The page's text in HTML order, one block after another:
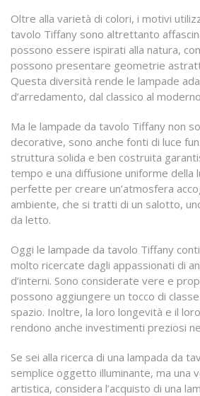
Oltre alla varietà di colori, i motivi
tavolo Tiffany sono altrettanto
possono essere ispirati alla natura,
possono presentare geometrie
Questa diversità rende le lampade
d’arredamento, dal classico al
Ma le lampade da tavolo Tiffany non
decorative, sono anche fonti di luce
struttura solida e ben costruita
tempo e una diffusione uniforme della
perfette per creare un’atmosfera
ambiente, che si tratti di un salotto,
da letto.
Oggi le lampade da tavolo Tiffany
molto ricercate dagli appassionati di
d’interni. Sono considerate vere e
possono aggiungere un tocco di
spazio. Inoltre, la loro longevità e il
rendono anche investimenti preziosi
Se sei alla ricerca di una lampada da
semplice oggetto illuminante, ma una
artistica, considera l’acquisto di una